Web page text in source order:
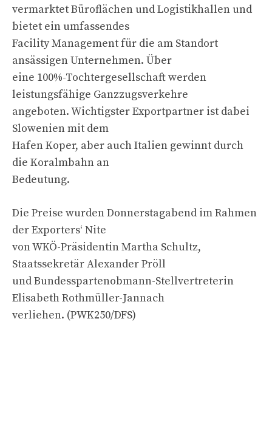
vermarktet Büroflächen und Logistikhallen und
bietet ein umfassendes
Facility Management für die am Standort
ansässigen Unternehmen. Über
eine 100%-Tochtergesellschaft werden
leistungsfähige Ganzzugsverkehre
angeboten. Wichtigster Exportpartner ist dabei
Slowenien mit dem
Hafen Koper, aber auch Italien gewinnt durch
die Koralmbahn an
Bedeutung.
Die Preise wurden Donnerstagabend im Rahmen
der Exporters‘ Nite
von WKÖ-Präsidentin Martha Schultz,
Staatssekretär Alexander Pröll
und Bundesspartenobmann-Stellvertreterin
Elisabeth Rothmüller-Jannach
verliehen. (PWK250/DFS)